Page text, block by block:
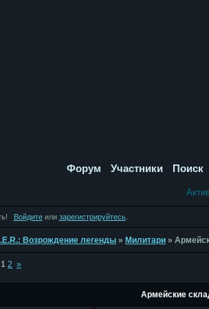
Форум Участники Поиск
Войдитеили зарегистрируйтесь.
Возрождение легенды » Милитари »
Армейские
1 2 »